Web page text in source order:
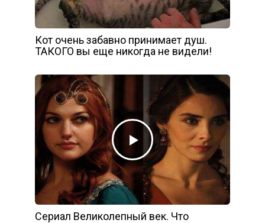
Кот очень забавно принимает душ.
ТАКОГО вы еще никогда не видели!
Сериал Великолепный век. Что